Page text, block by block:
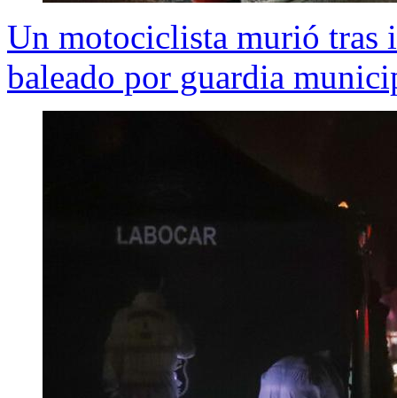
Un motociclista murió tras
baleado por guardia